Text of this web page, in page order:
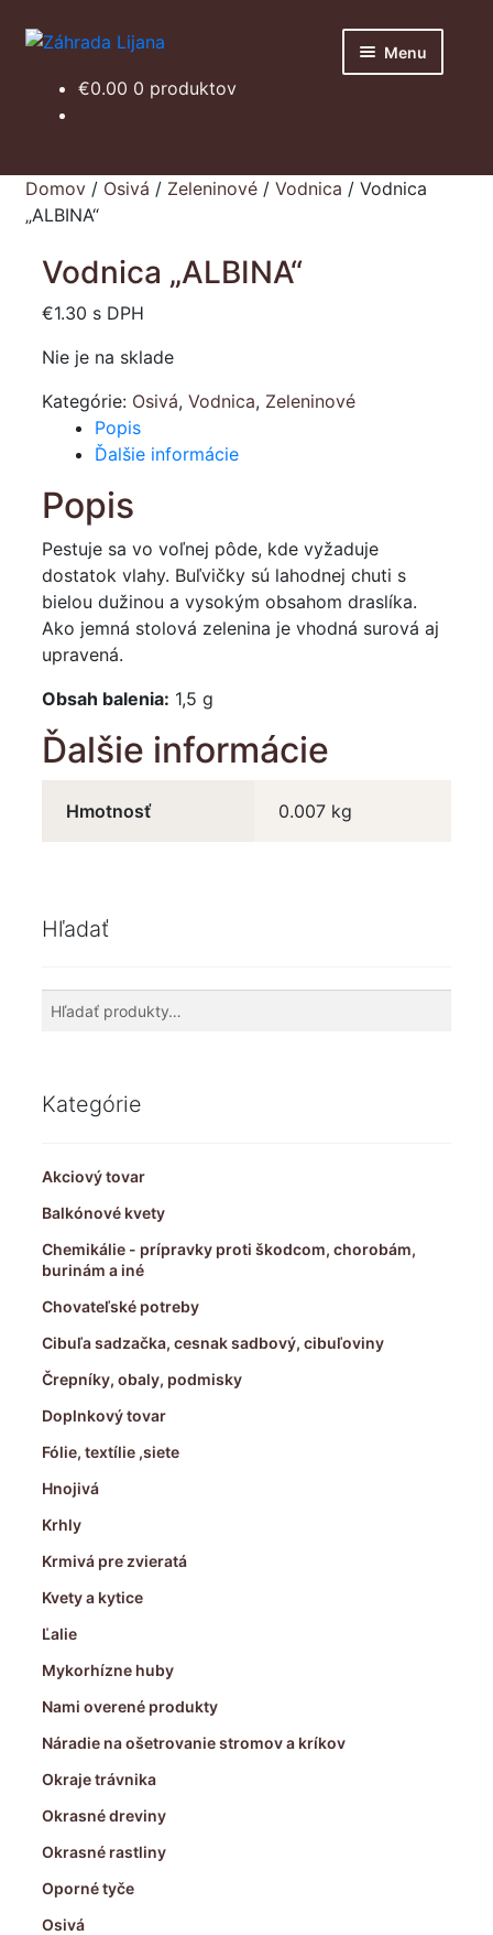
Preskočiť
navigáciu
Preskočiť
obsah
Menu
Košík
€0.00 0 produktov
Domov/ Osivá / Zeleninové/ Vodnica / Vodnica
„ALBINA“
Vodnica „ALBINA“
€1.30 s DPH
Nie je na sklade
Kategórie: Osivá, Vodnica, Zeleninové
Popis
Ďalšie informácie
Popis
Pestuje sa vo voľnej pôde, kde vyžaduje
dostatok vlahy. Buľvičky sú lahodnej chuti s
bielou dužinou a vysokým obsahom draslíka.
Ako jemná stolová zelenina je vhodná surová aj
upravená.
Obsah balenia: 1,5 g
Ďalšie informácie
Hmotnosť 0.007 kg
Hľadať
Kategórie
Akciový tovar
Balkónové kvety
Chemikálie - prípravky proti škodcom, chorobám,
burinám a iné
Chovateľské potreby
Cibuľa sadzačka, cesnak sadbový, cibuľoviny
Črepníky, obaly, podmisky
Doplnkový tovar
Fólie, textílie ,siete
Hnojivá
Krhly
Krmivá pre zvieratá
Kvety a kytice
Ľalie
Mykorhízne huby
Nami overené produkty
Náradie na ošetrovanie stromov a kríkov
Okraje trávnika
Okrasné dreviny
Okrasné rastliny
Oporné tyče
Osivá